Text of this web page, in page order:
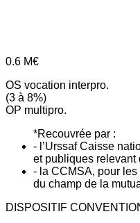
0.6 M€
OS vocation interpro.
(3 à 8%)
OP multipro.
*Recouvrée par :
- l’Urssaf Caisse
et publiques relevant
- la CCMSA, pour
du champ de la
DISPOSITIF